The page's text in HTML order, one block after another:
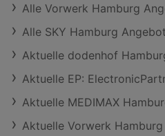
Alle Vorwerk Hamburg
Alle SKY Hamburg
Aktuelle dodenhof
Aktuelle EP:
Aktuelle MEDIMAX
Aktuelle Vorwerk